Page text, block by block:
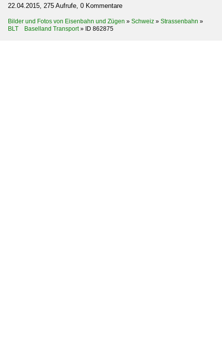
22.04.2015, 275 Aufrufe, 0 Kommentare
Bilder und Fotos von Eisenbahn und Zügen » Schweiz » Strassenbahn »
BLT Baselland Transport» ID 862875